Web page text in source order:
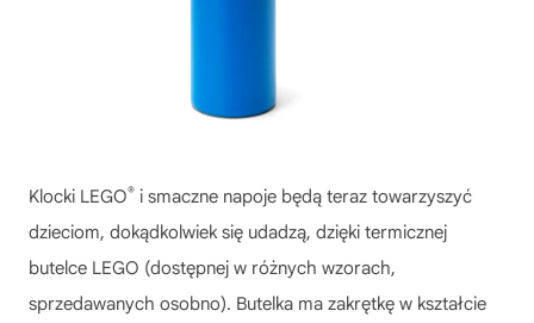
Klocki LEGO® i smaczne napoje będą teraz towarzyszyć
dzieciom, dokądkolwiek się udadzą, dzięki termicznej
butelce LEGO (dostępnej w różnych wzorach,
sprzedawanych osobno). Butelka ma zakrętkę w kształcie